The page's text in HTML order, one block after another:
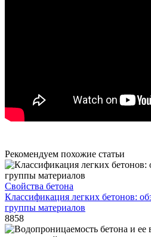
Рекомендуем похожие статьи
Свойства бетона
Классификация легких бетонов:
группы материалов
8858